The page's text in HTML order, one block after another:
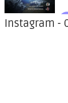
Instagram -